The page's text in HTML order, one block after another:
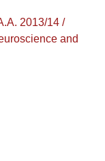
2013/14 /
and